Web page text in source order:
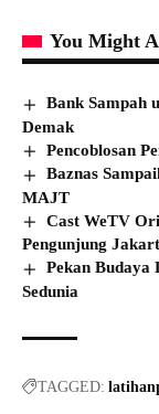
You Might
Bank Sampah
Demak
Pencoblosan
Baznas
MAJT
Cast WeTV
Pengunjung
Pekan
Sedunia
TAGGED: